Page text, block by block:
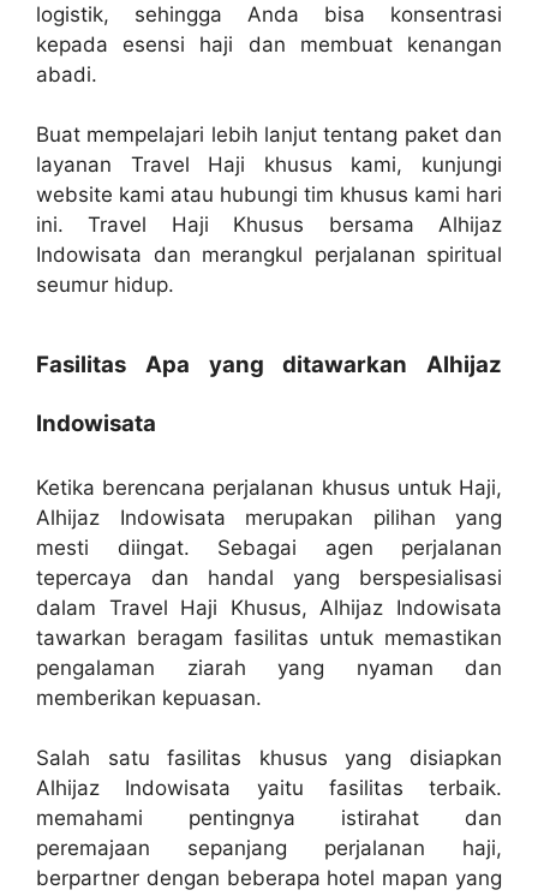
logistik, sehingga Anda bisa konsentrasi
kepada esensi haji dan membuat kenangan
abadi.
Buat mempelajari lebih lanjut tentang paket dan
layanan Travel Haji khusus kami, kunjungi
website kami atau hubungi tim khusus kami hari
ini. Travel Haji Khusus bersama Alhijaz
Indowisata dan merangkul perjalanan spiritual
seumur hidup.
Fasilitas Apa yang ditawarkan Alhijaz
Indowisata
Ketika berencana perjalanan khusus untuk Haji,
Alhijaz Indowisata merupakan pilihan yang
mesti diingat. Sebagai agen perjalanan
tepercaya dan handal yang berspesialisasi
dalam Travel Haji Khusus, Alhijaz Indowisata
tawarkan beragam fasilitas untuk memastikan
pengalaman ziarah yang nyaman dan
memberikan kepuasan.
Salah satu fasilitas khusus yang disiapkan
Alhijaz Indowisata yaitu fasilitas terbaik.
memahami pentingnya istirahat dan
peremajaan sepanjang perjalanan haji,
berpartner dengan beberapa hotel mapan yang